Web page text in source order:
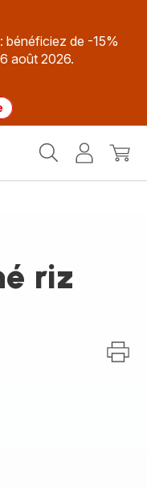
bénéficiez de -15%
août 2026.
MonMon
riz